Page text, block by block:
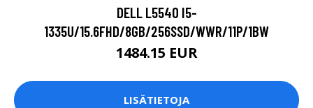
DELL L5540 I5-
1335U/15.6FHD/8GB/256SSD/WWR/11P/1BW
1484.15 EUR
LISÄTIETOJA